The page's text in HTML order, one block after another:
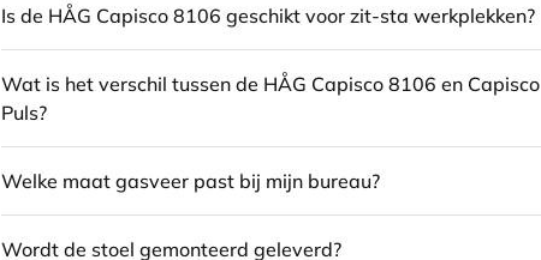
Is de HÅG Capisco 8106 geschikt voor zit-sta werkplekken?
Wat is het verschil tussen de HÅG Capisco 8106 en Capisco
Puls?
Welke maat gasveer past bij mijn bureau?
Wordt de stoel gemonteerd geleverd?